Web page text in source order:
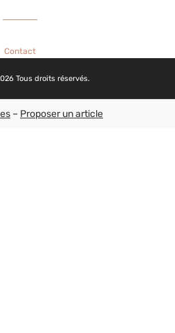
Contact
Tous droits réservés.
– Proposer un article